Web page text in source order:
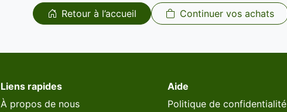
Retour à l’accueil Continuer vos achats
Liens rapides
À propos de nous
Aide
Politique de confidentialité